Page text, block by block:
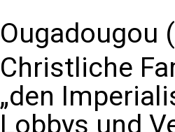
Ougadougou
Christliche
„den
Lobbys und